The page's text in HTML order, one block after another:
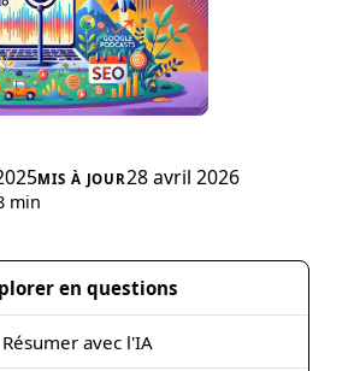
28 avril 2026
min
en questions
Résumer avec l'IA